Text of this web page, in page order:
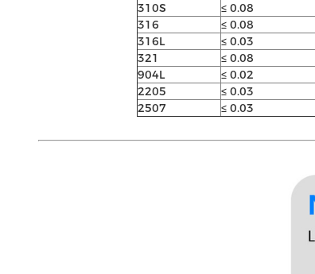
310S
≤ 0.08
316
≤ 0.08
316L
≤ 0.03
321
≤ 0.08
904L
≤ 0.02
2205
≤ 0.03
2507
≤ 0.03